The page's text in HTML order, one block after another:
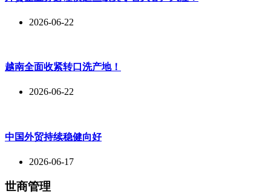
2026-06-22
越南全面收紧转口洗产地！
2026-06-22
中国外贸持续稳健向好
2026-06-17
世商管理